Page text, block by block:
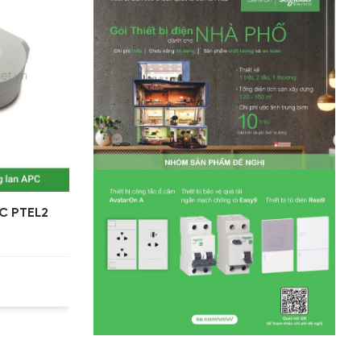
PTEL2 CHỐNG SÉT MẠNG LAN PTEL2R
Liên hệ 0975123698 /